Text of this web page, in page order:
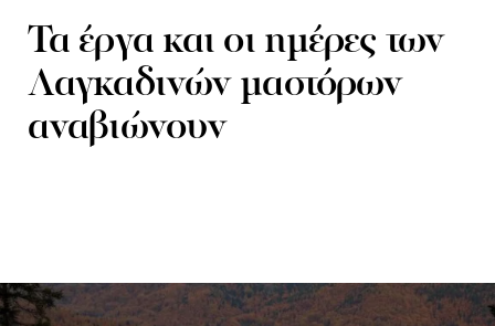
Τα έργα και οι ημέρες των
Λαγκαδινών μαστόρων
αναβιώνουν